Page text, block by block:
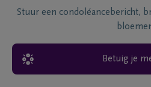
Stuur een condoléancebericht,
Betuig je